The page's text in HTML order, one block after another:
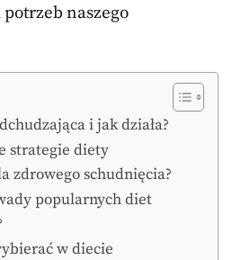
naszego
i jak działa?
strategie diety
zdrowego schudnięcia?
popularnych diet
w diecie